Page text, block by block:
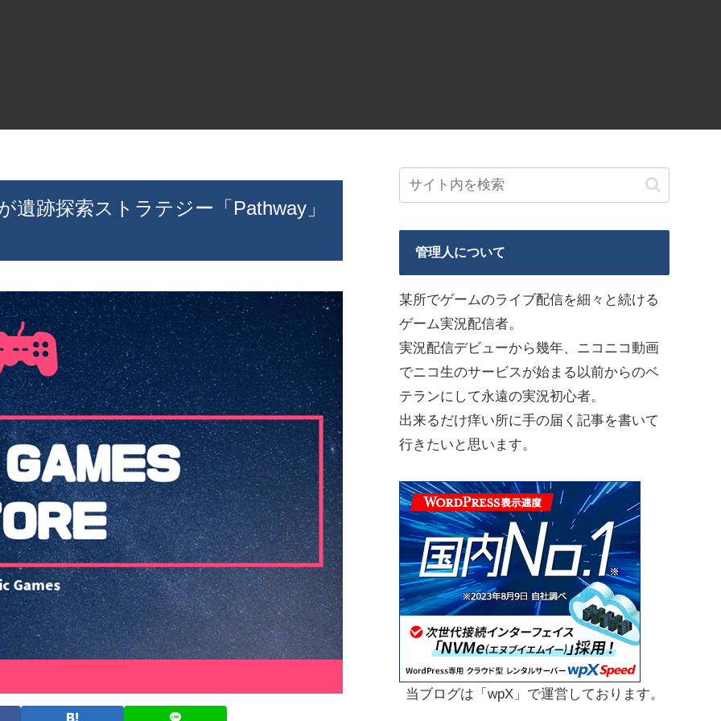
遺跡探索ストラテジー「Pathway」
管理人について
某所でゲームのライブ配信を細々と続ける
ゲーム実況配信者。
実況配信デビューから幾年、ニコニコ動画
でニコ生のサービスが始まる以前からのベ
テランにして永遠の実況初心者。
出来るだけ痒い所に手の届く記事を書いて
行きたいと思います。
当ブログは「wpX」で運営しております。